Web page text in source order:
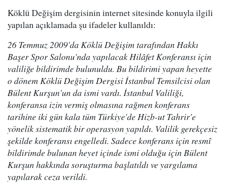
Köklü Değişim dergisinin internet sitesinde konuyla ilgili
yapılan açıklamada şu ifadeler kullanıldı:
26 Temmuz 2009'da Köklü Değişim tarafından Hakkı
Başer Spor Salonu'nda yapılacak Hilâfet Konferansı için
valiliğe bildirimde bulunuldu. Bu bildirimi yapan heyette
o dönem Köklü Değişim Dergisi İstanbul Temsilcisi olan
Bülent Kurşun'un da ismi vardı. İstanbul Valiliği,
konferansa izin vermiş olmasına rağmen konferans
tarihine iki gün kala tüm Türkiye'de Hizb-ut Tahrir'e
yönelik sistematik bir operasyon yapıldı. Valilik gerekçesiz
şekilde konferansı engelledi. Sadece konferans için resmî
bildirimde bulunan heyet içinde ismi olduğu için Bülent
Kurşun hakkında soruşturma başlatıldı ve yargılama
yapılarak ceza verildi.